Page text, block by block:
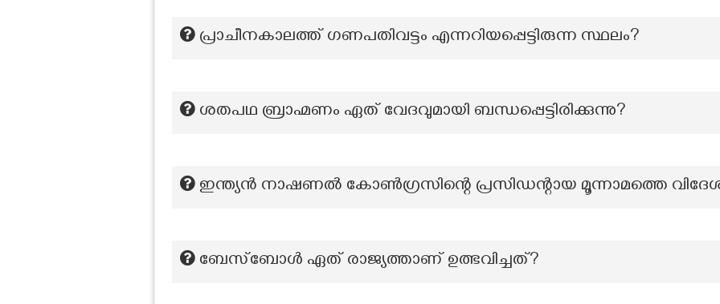
പ്രാചീനകാലത്ത് ഗണപതിവട്ടം എന്നറിയപ്പെട്ടിരുന്ന സ്ഥലം?
ശതപഥ ബ്രാഹ്മണം ഏത് വേദവുമായി ബന്ധപ്പെട്ടിരിക്കുന്നു?
ഇന്ത്യൻ നാഷണൽ കോൺഗ്രസിന്റെ പ്രസിഡന്റായ മൂന്നാമത്തെ
ബേസ്ബോൾ ഏത് രാജ്യത്താണ് ഉത്ഭവിച്ചത്?